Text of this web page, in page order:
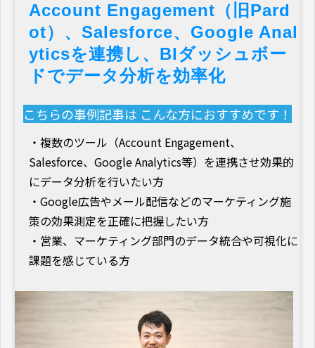
Account Engagement（旧Pard
ot）、Salesforce、Google Anal
yticsを連携し、BIダッシュボー
ドでデータ分析を効率化
こちらの事例記事は こんな方におすすめです！
・複数のツール（Account Engagement、
Salesforce、Google Analytics等）を連携させ効果的
にデータ分析を行いたい方
・Google広告やメール配信などのマーケティング施
策の効果測定を正確に把握したい方
・営業、マーケティング部門のデータ統合や可視化に
課題を感じている方